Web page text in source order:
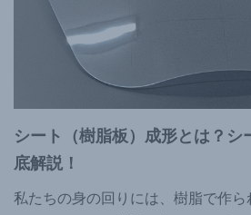
シート（樹脂板）成形とは？シ
底解説！
私たちの身の回りには、樹脂で作